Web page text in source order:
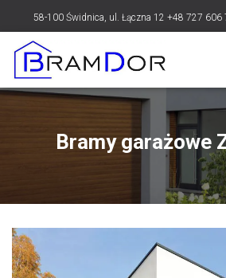
58-100 Świdnica, ul. Łączna 12 +48 727 606
Bramy garażowe